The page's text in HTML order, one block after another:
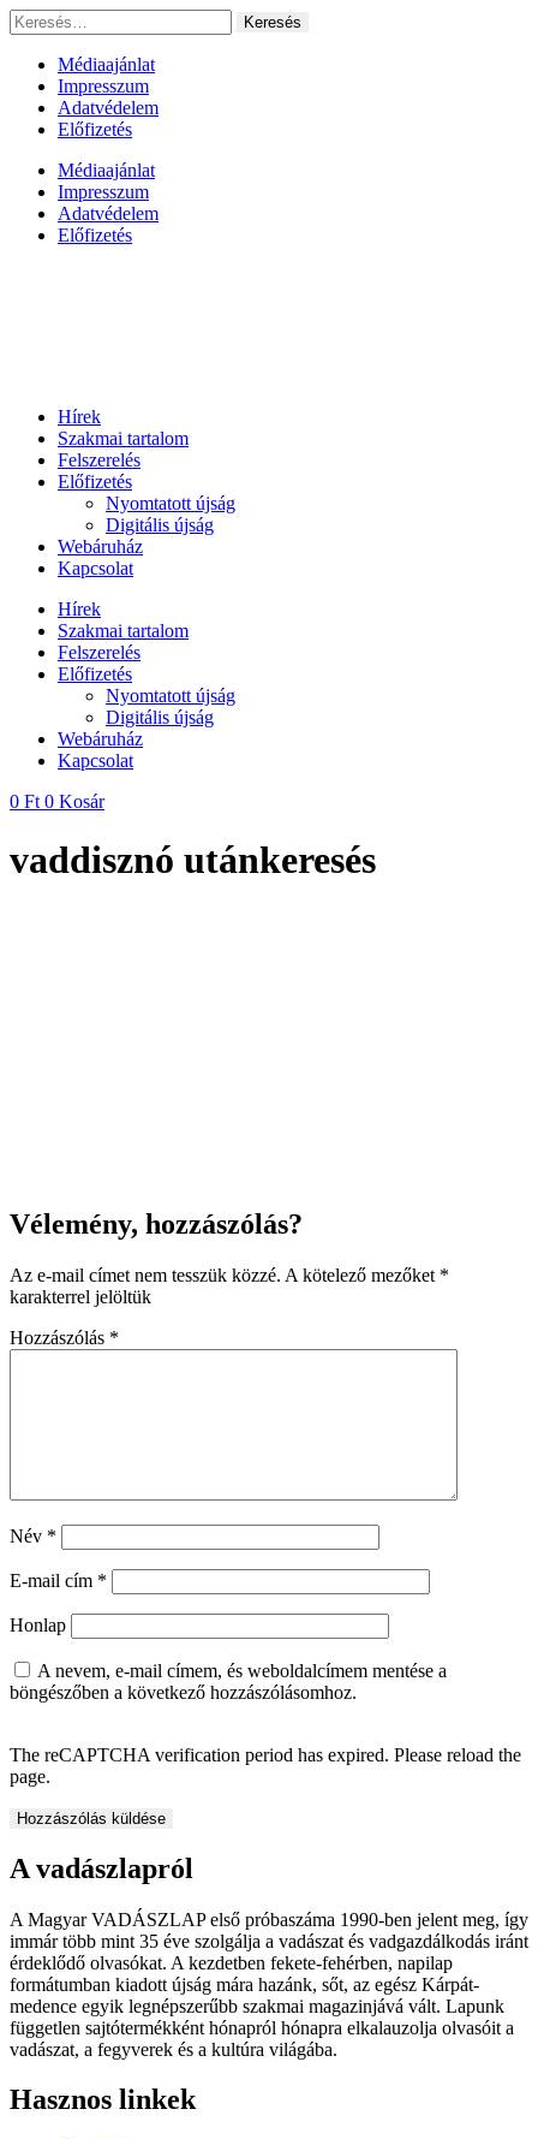
Ugrás
a
tartalomhoz
Keresés:
Médiaajánlat
Impresszum
Adatvédelem
Előfizetés
Médiaajánlat
Impresszum
Adatvédelem
Előfizetés
Hírek
Szakmai tartalom
Felszerelés
Előfizetés
Nyomtatott újság
Digitális újság
Webáruház
Kapcsolat
Hírek
Szakmai tartalom
Felszerelés
Előfizetés
Nyomtatott újság
Digitális újság
Webáruház
Kapcsolat
0 Ft 0 Kosár
vaddisznó utánkeresés
Vélemény, hozzászólás?
Az e-mail címet nem tesszük közzé. A kötelező mezőket *
karakterrel jelöltük
Hozzászólás *
Név *
E-mail cím *
Honlap
A nevem, e-mail címem, és weboldalcímem mentése a
böngészőben a következő hozzászólásomhoz.
The reCAPTCHA verification period has expired. Please reload the
page.
A vadászlapról
A Magyar VADÁSZLAP első próbaszáma 1990-ben jelent meg, így
immár több mint 35 éve szolgálja a vadászat és vadgazdálkodás iránt
érdeklődő olvasókat. A kezdetben fekete-fehérben, napilap
formátumban kiadott újság mára hazánk, sőt, az egész Kárpát-
medence egyik legnépszerűbb szakmai magazinjává vált. Lapunk
független sajtótermékként hónapról hónapra elkalauzolja olvasóit a
vadászat, a fegyverek és a kultúra világába.
Hasznos linkek